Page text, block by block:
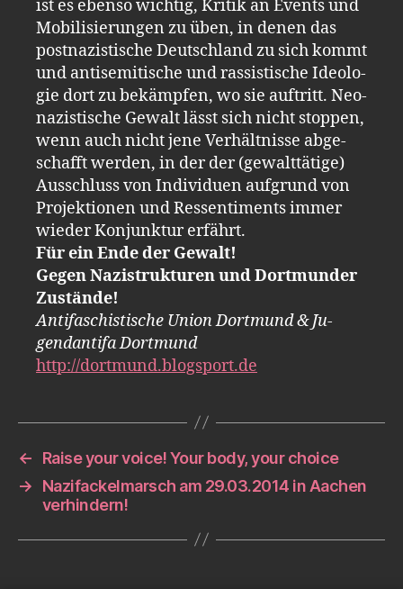
ist es eben­so wich­tig, Kri­tik an Events und
Mo­bi­li­sie­run­gen zu üben, in denen das
post­na­zis­ti­sche Deutsch­land zu sich kommt
und an­ti­se­mi­ti­sche und ras­sis­ti­sche Ideo­lo­
gie dort zu be­kämp­fen, wo sie auf­tritt. Neo­
na­zis­ti­sche Ge­walt lässt sich nicht stop­pen,
wenn auch nicht jene Ver­hält­nis­se ab­ge­
schafft wer­den, in der der (ge­walt­tä­ti­ge)
Aus­schluss von In­di­vi­du­en auf­grund von
Pro­jek­tio­nen und Res­sen­ti­ments immer
wie­der Kon­junk­tur er­fährt.
Für ein Ende der Ge­walt!
Gegen Na­zi­struk­tu­ren und Dort­mun­der
Zu­stän­de!
An­ti­fa­schis­ti­sche Union Dort­mund & Ju­
gend­an­ti­fa Dort­mund
http://dortmund.blogsport.de
←
Raise your voice! Your body, your choice
→
Nazifackelmarsch am 29.03.2014 in Aachen
verhindern!